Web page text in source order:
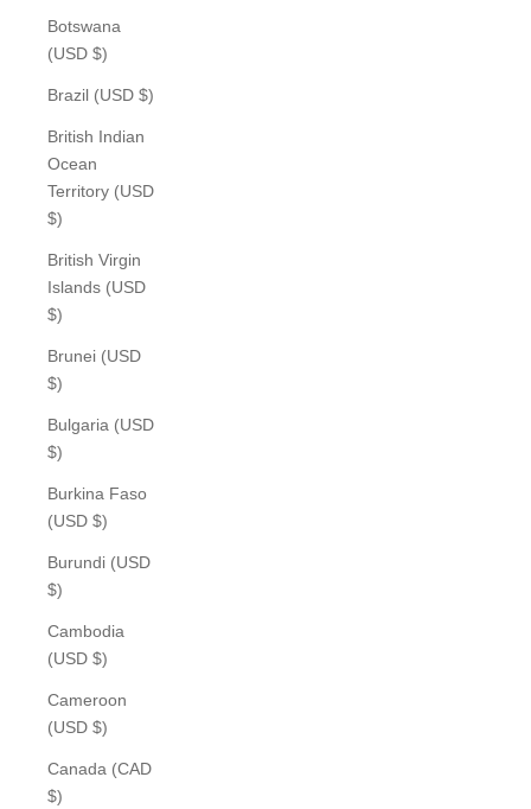
Botswana
(USD $)
Brazil (USD $)
British Indian
Ocean
Territory (USD
$)
British Virgin
Islands (USD
$)
Brunei (USD
$)
Bulgaria (USD
$)
Burkina Faso
(USD $)
Burundi (USD
$)
Cambodia
(USD $)
Cameroon
(USD $)
Canada (CAD
$)